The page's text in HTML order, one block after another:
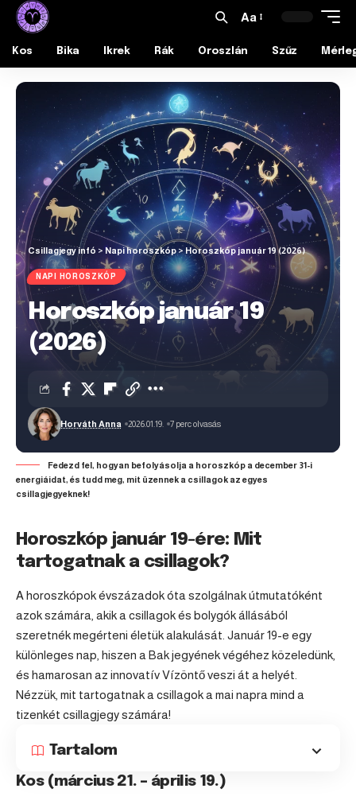
Aa
Kos Bika Ikrek Rák Oroszlán Szűz
Csillagjegy infó > Napi horoszkóp>Horoszkóp január 19 (2026)
NAPI HOROSZKÓP
Horoszkóp január 19
(2026)
Horváth Anna 2026.01.19. 7 perc olvasás
Fedezd fel, hogyan befolyásolja a horoszkóp a december 31-i
energiáidat, és tudd meg, mit üzennek a csillagok az egyes
csillagjegyeknek!
Horoszkóp január 19-ére: Mit
tartogatnak a csillagok?
A horoszkópok évszázadok óta szolgálnak útmutatóként
azok számára, akik a csillagok és bolygók állásából
szeretnék megérteni életük alakulását. Január 19-e egy
különleges nap, hiszen a Bakjegyének végéhez közeledünk,
és hamarosan az innovatívVízöntőveszi át a helyét.
Nézzük, mit tartogatnak a csillagok a mai napra mind a
tizenkét csillagjegy számára!
Tartalom
Kos (március 21. – április 19.)